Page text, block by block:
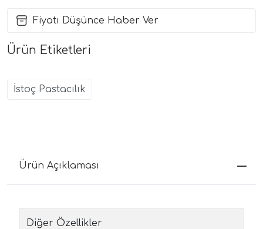
Fiyatı Düşünce Haber Ver
Ürün Etiketleri
İstoç Pastacılık
Ürün Açıklaması
Diğer Özellikler